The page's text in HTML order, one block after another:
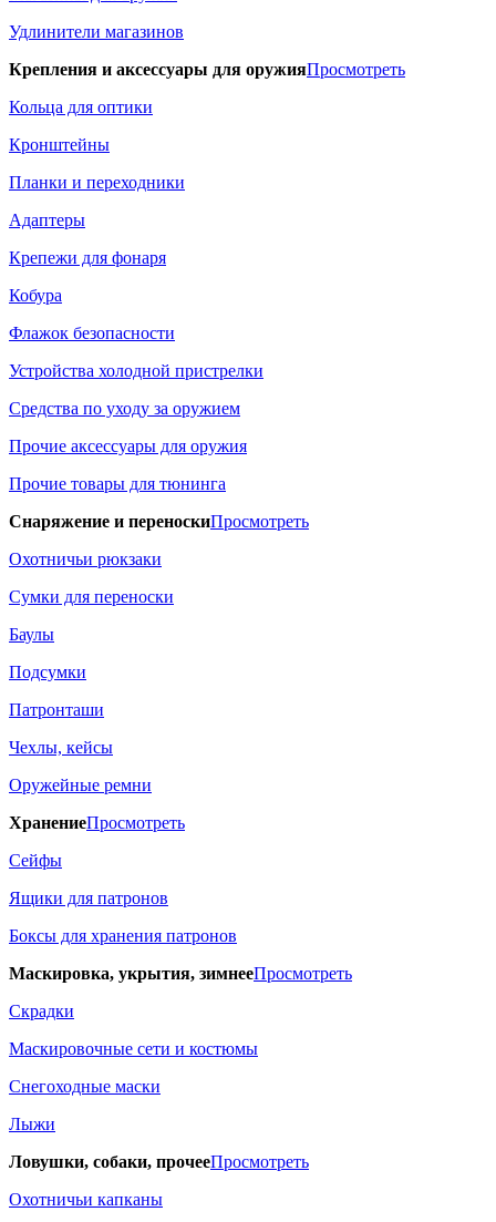
Удлинители магазинов
Крепления и аксессуары для оружияПросмотреть
Кольца для оптики
Кронштейны
Планки и переходники
Адаптеры
Крепежи для фонаря
Кобура
Флажок безопасности
Устройства холодной пристрелки
Средства по уходу за оружием
Прочие аксессуары для оружия
Прочие товары для тюнинга
Снаряжение и переноскиПросмотреть
Охотничьи рюкзаки
Сумки для переноски
Баулы
Подсумки
Патронташи
Чехлы, кейсы
Оружейные ремни
ХранениеПросмотреть
Сейфы
Ящики для патронов
Боксы для хранения патронов
Маскировка, укрытия, зимнееПросмотреть
Скрадки
Маскировочные сети и костюмы
Снегоходные маски
Лыжи
Ловушки, собаки, прочееПросмотреть
Охотничьи капканы